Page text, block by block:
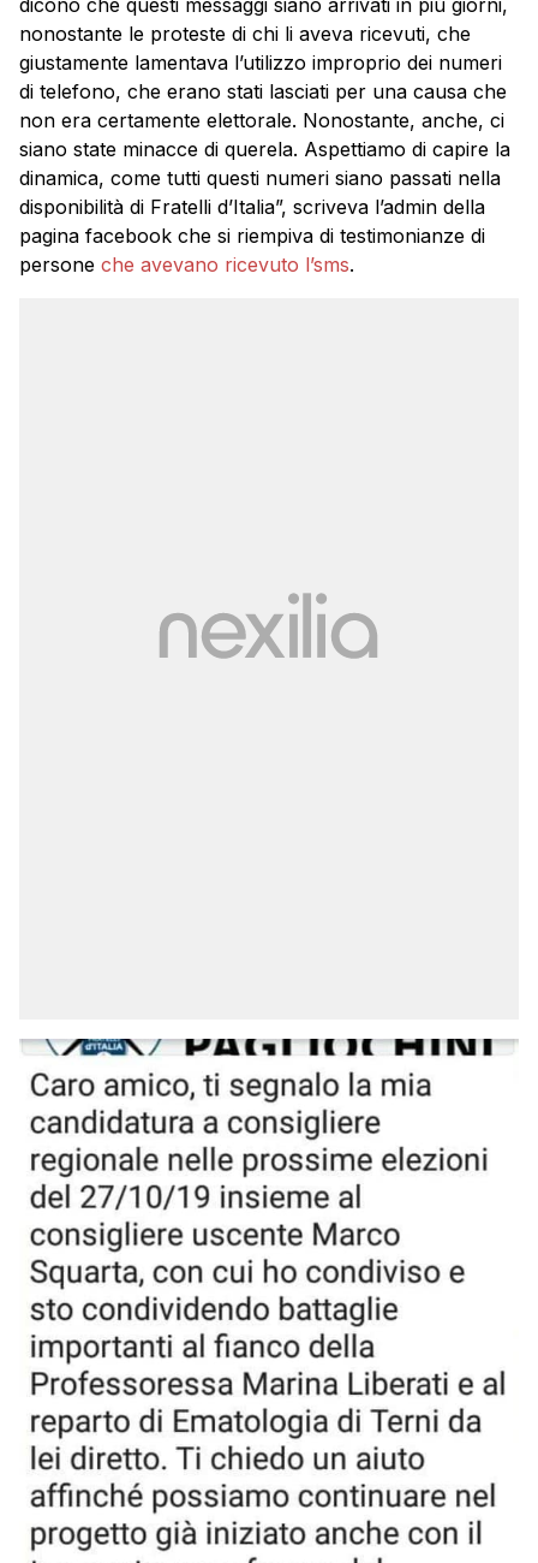
dicono che questi messaggi siano arrivati in più giorni,
nonostante le proteste di chi li aveva ricevuti, che
giustamente lamentava l’utilizzo improprio dei numeri
di telefono, che erano stati lasciati per una causa che
non era certamente elettorale. Nonostante, anche, ci
siano state minacce di querela. Aspettiamo di capire la
dinamica, come tutti questi numeri siano passati nella
disponibilità di Fratelli d’Italia”, scriveva l’admin della
pagina facebook che si riempiva di testimonianze di
persone che avevano ricevuto l’sms.